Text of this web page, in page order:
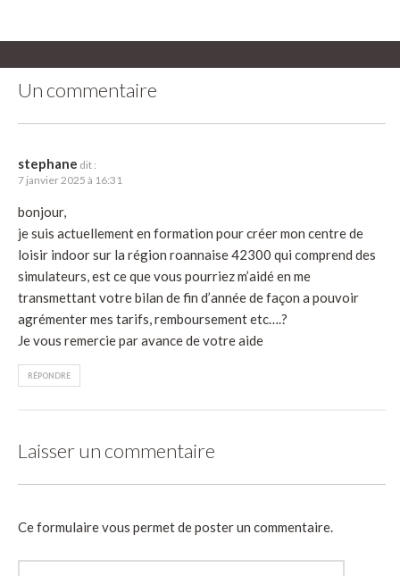
Un commentaire
stephane dit :
7 janvier 2025 à 16:31
bonjour,
je suis actuellement en formation pour créer mon centre de
loisir indoor sur la région roannaise 42300 qui comprend des
simulateurs, est ce que vous pourriez m’aidé en me
transmettant votre bilan de fin d’année de façon a pouvoir
agrémenter mes tarifs, remboursement etc….?
Je vous remercie par avance de votre aide
RÉPONDRE
Laisser un commentaire
Ce formulaire vous permet de poster un commentaire.